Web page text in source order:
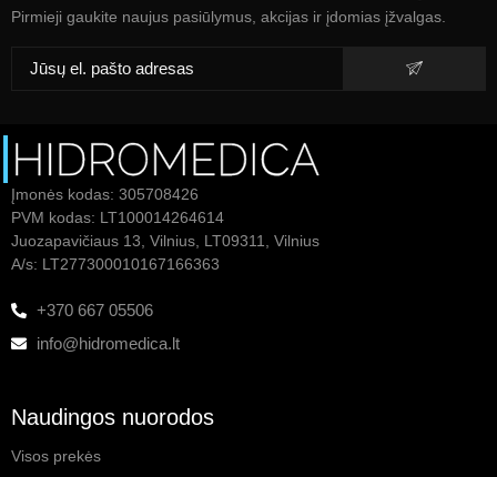
Pirmieji gaukite naujus pasiūlymus, akcijas ir įdomias įžvalgas.
Įmonės kodas: 305708426
PVM kodas: LT100014264614
Juozapavičiaus 13, Vilnius, LT09311, Vilnius
A/s: LT277300010167166363
+370 667 05506
info@hidromedica.lt
Naudingos nuorodos
Visos prekės